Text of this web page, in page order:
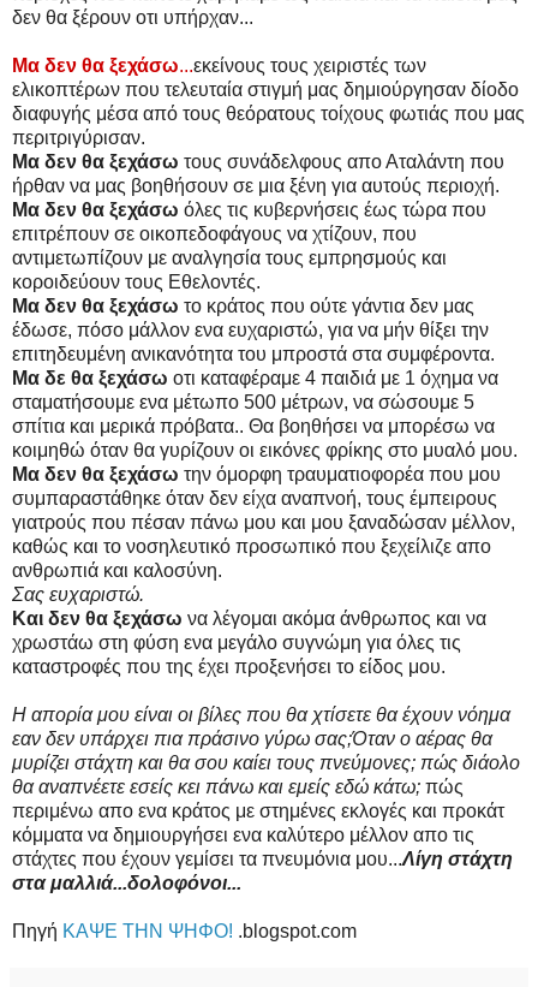
δεν θα ξέρουν οτι υπήρχαν...
Μα δεν θα ξεχάσω...εκείνους τους χειριστές των
ελικοπτέρων που τελευταία στιγμή μας δημιούργησαν δίοδο
διαφυγής μέσα από τους θεόρατους τοίχους φωτιάς που μας
περιτριγύρισαν.
Μα δεν θα ξεχάσω τους συνάδελφους απο Αταλάντη που
ήρθαν να μας βοηθήσουν σε μια ξένη για αυτούς περιοχή.
Μα δεν θα ξεχάσω όλες τις κυβερνήσεις έως τώρα που
επιτρέπουν σε οικοπεδοφάγους να χτίζουν, που
αντιμετωπίζουν με αναλγησία τους εμπρησμούς και
κοροιδεύουν τους Εθελοντές.
Μα δεν θα ξεχάσω το κράτος που ούτε γάντια δεν μας
έδωσε, πόσο μάλλον ενα ευχαριστώ, για να μήν θίξει την
επιτηδευμένη ανικανότητα του μπροστά στα συμφέροντα.
Μα δε θα ξεχάσω οτι καταφέραμε 4 παιδιά με 1 όχημα να
σταματήσουμε ενα μέτωπο 500 μέτρων, να σώσουμε 5
σπίτια και μερικά πρόβατα.. Θα βοηθήσει να μπορέσω να
κοιμηθώ όταν θα γυρίζουν οι εικόνες φρίκης στο μυαλό μου.
Μα δεν θα ξεχάσω την όμορφη τραυματιοφορέα που μου
συμπαραστάθηκε όταν δεν είχα αναπνοή, τους έμπειρους
γιατρούς που πέσαν πάνω μου και μου ξαναδώσαν μέλλον,
καθώς και το νοσηλευτικό προσωπικό που ξεχείλιζε απο
ανθρωπιά και καλοσύνη.
Σας ευχαριστώ.
Και δεν θα ξεχάσω να λέγομαι ακόμα άνθρωπος και να
χρωστάω στη φύση ενα μεγάλο συγνώμη για όλες τις
καταστροφές που της έχει προξενήσει το είδος μου.
Η απορία μου είναι οι βίλες που θα χτίσετε θα έχουν νόημα
εαν δεν υπάρχει πια πράσινο γύρω σας;Όταν ο αέρας θα
μυρίζει στάχτη και θα σου καίει τους πνεύμονες; πώς διάολο
θα αναπνέετε εσείς κει πάνω και εμείς εδώ κάτω; πώς
περιμένω απο ενα κράτος με στημένες εκλογές και προκάτ
κόμματα να δημιουργήσει ενα καλύτερο μέλλον απο τις
στάχτες που έχουν γεμίσει τα πνευμόνια μου...Λίγη στάχτη
στα μαλλιά...δολοφόνοι...
Πηγή ΚΑΨΕ ΤΗΝ ΨΗΦΟ! .blogspot.com